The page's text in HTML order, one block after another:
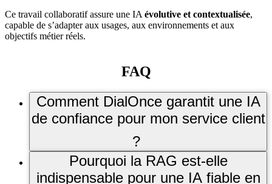
Ce travail collaboratif assure une IA évolutive et contextualisée,
capable de s’adapter aux usages, aux environnements et aux
objectifs métier réels.
FAQ
Comment DialOnce garantit une IA
de confiance pour mon service client
?
L'ensemble des produits DialOnce (agent IA omnicanal,
mailbot, conseiller augmenté), s'appuie sur une IA explicable,
Pourquoi la RAG est-elle
indispensable pour une IA fiable en